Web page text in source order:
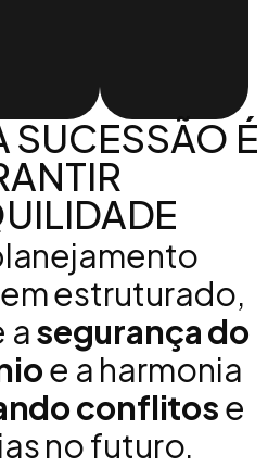
SUCESSÃO É
estruturado,
asegurança do
e a harmonia
conflitose
no futuro.